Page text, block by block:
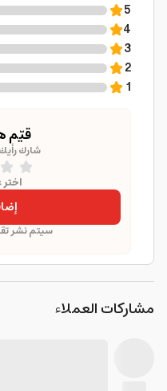
5
4
3
2
1
قيّم
شارك
سيتم نشر
مشاركات العملاء